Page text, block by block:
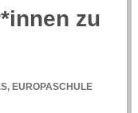
zu
, EUROPASCHULE